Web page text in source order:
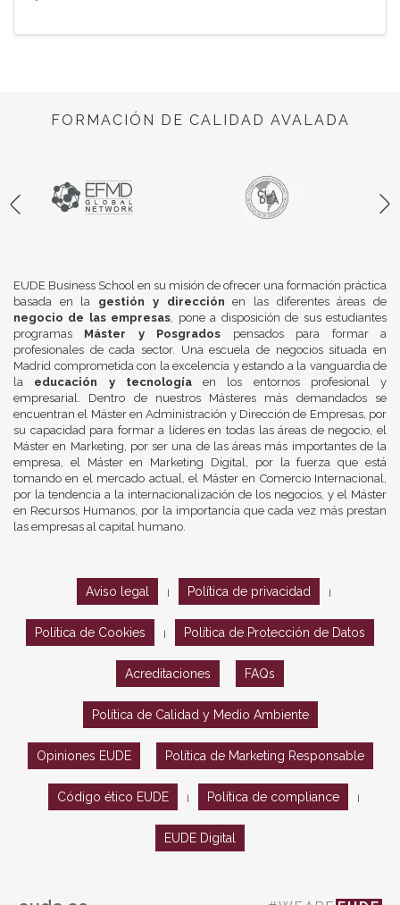
FORMACIÓN DE CALIDAD AVALADA
EUDE Business School en su misión de ofrecer una formación práctica
basada en la gestión y dirección en las diferentes áreas de
negocio de las empresas, pone a disposición de sus estudiantes
programas Máster y Posgrados pensados para formar a
profesionales de cada sector. Una escuela de negocios situada en
Madrid comprometida con la excelencia y estando a la vanguardia de
la educación y tecnologíaen los entornos profesional y
empresarial. Dentro de nuestros Másteres más demandados se
encuentran el Máster en Administración y Dirección de Empresas, por
su capacidad para formar a líderes en todas las áreas de negocio, el
Máster en Marketing, por ser una de las áreas más importantes de la
empresa, el Máster en Marketing Digital, por la fuerza que está
tomando en el mercado actual, el Máster en Comercio Internacional,
por la tendencia a la internacionalización de los negocios, y el Máster
en Recursos Humanos, por la importancia que cada vez más prestan
las empresas al capital humano.
Aviso legal Política de privacidad
Política de Cookies Política de Protección de Datos
Acreditaciones FAQs
Política de Calidad y Medio Ambiente
Opiniones EUDE Política de Marketing Responsable
Código ético EUDE Política de compliance
EUDE Digital